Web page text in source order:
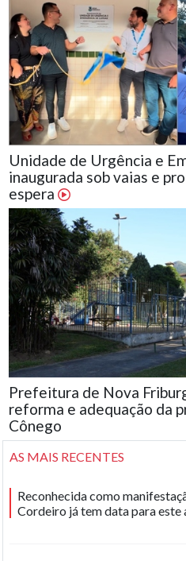
Unidade de Urgência e
inaugurada sob vaias e
espera
Prefeitura de Nova
reforma e adequação da
Cônego
AS MAIS RECENTES
Reconhecida como
Cordeiro já tem data para este